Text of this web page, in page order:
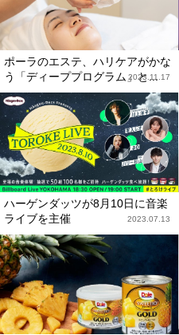
ポーラのエステ、ハリケアがかな
う「ディーププログラム」と...
2023.11.17
ハーゲンダッツが8月10日に音楽
ライブを主催
2023.07.13